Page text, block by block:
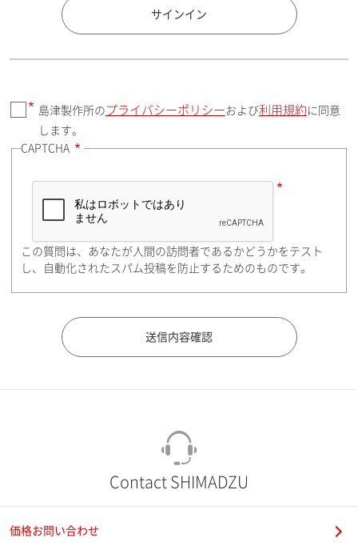
国 / エリア
郵便番号（勤務先）
住所検索
都道府県（勤務先）
サインイン
島津製作所の プライバシーポリシーおよび利用規約 に同意
します。
CAPTCHA
この質問は、あなたが人間の訪問者であるかどうかをテスト
し、自動化されたスパム投稿を防止するためのものです。
Contact SHIMADZU
価格お問い合わせ